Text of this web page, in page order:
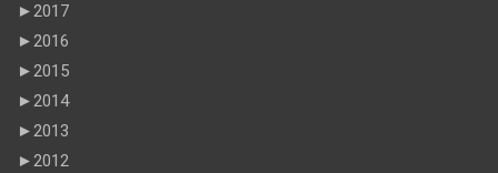
►2017
►2016
►2015
►2014
►2013
►2012